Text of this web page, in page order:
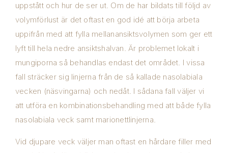
uppstått och hur de ser ut. Om de har bildats till följd av
volymförlust är det oftast en god idé att börja arbeta
uppifrån med att fylla mellanansiktsvolymen som ger ett
lyft till hela nedre ansiktshalvan. Är problemet lokalt i
mungiporna så behandlas endast det området. I vissa
fall sträcker sig linjerna från de så kallade nasolabiala
vecken (näsvingarna) och nedåt. I sådana fall väljer vi
att utföra en kombinationsbehandling med att både fylla
nasolabiala veck samt marionettlinjerna.
Vid djupare veck väljer man oftast en hårdare filler med